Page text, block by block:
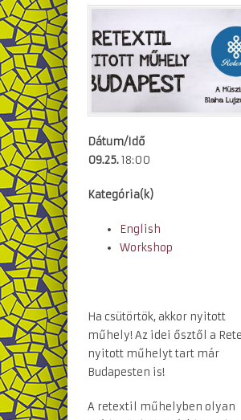
Dátum/Idő
09.25.18:00
Kategória(k)
English
Workshop
Ha csütörtök, akkor nyitott
műhely! Az idei ősztől a
nyitott műhelyt tart már
Budapesten is!
A retextil műhelyben olyan